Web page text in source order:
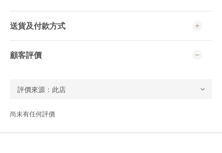
送貨及付款方式
顧客評價
尚未有任何評價